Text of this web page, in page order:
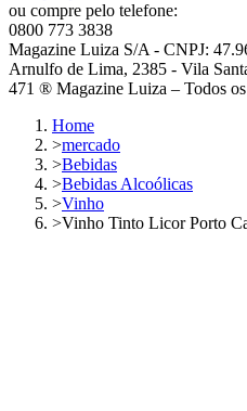
ou compre pelo telefone:
0800 773 3838
Magazine Luiza S/A - CNPJ:
Arnulfo de Lima, 2385 - Vila
471 ® Magazine Luiza – Todos
Home
>mercado
>Bebidas
>Bebidas Alcoólicas
>Vinho
>Vinho Tinto Licor Porto